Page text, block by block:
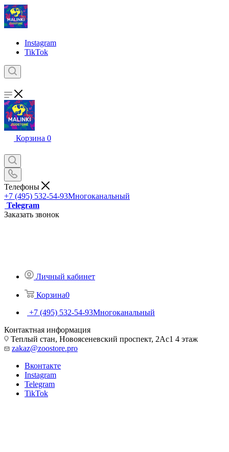
Instagram
TikTok
Корзина 0
Телефоны
+7 (495) 532-54-93Многоканальный
Telegram
Заказать звонок
Личный кабинет
Корзина0
+7 (495) 532-54-93Многоканальный
Контактная информация
Теплый стан, Новоясеневский проспект, 2Ас1 4 этаж
zakaz@zoostore.pro
Вконтакте
Instagram
Telegram
TikTok